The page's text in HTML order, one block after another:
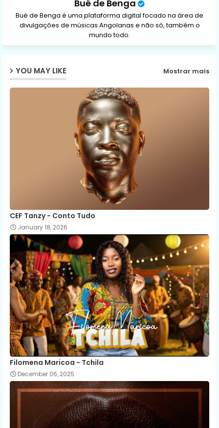
Bué de Benga
Bué de Benga é uma plataforma digital focado na área de
divulgações de músicas Angolanas e não só, também o
mundo todo.
YOU MAY LIKE Mostrar mais
CEF Tanzy - Conto Tudo
January 18, 2026
Filomena Maricoa - Tchila
December 06, 2025